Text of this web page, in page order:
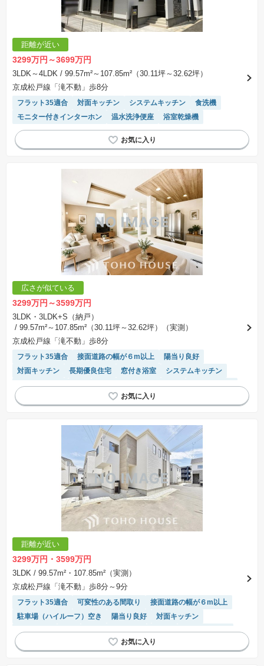
します。なお、この期間は概ね3ヶ月程度とされています。納得のいくプランが出来ず、建築請
負契約が成立しない場合、土地売買契約は白紙に戻り、土地契約にかかった代金（土地代金、
手付金など）は名目のいかんに関わらず、全て返却されます。
※課税対象物件の「価格」や「費用等」は消費税込みの「総額表示」で統一しています。
※「本体価格」とは、課税対象物件においては「消費税を除いた建物価格」と「土地価格」の
合計額を指します。
表示されておりません。
※取引にかかる費用：物件の契約手続き、決済、引き渡し時にかかる費用を表示しています。
不動産会社によって表記有無が異なるため、ご自身で十分な確認をしていただくようにお願い
いたします。
場合があります。
距離が近い
3299万円～3699万円
3LDK～4LDK / 99.57m²～107.85m²（30.11坪～32.62坪）
京成松戸線「滝不動」歩8分
フラット35適合 対面キッチン システムキッチン
食洗機
モニター付きインターホン
温水洗浄便座 浴室乾燥機
広さが似ている
3299万円～3599万円
3LDK・3LDK+S（納戸）
/ 99.57m²～107.85m²（30.11坪～32.62坪）（実測）
京成松戸線「滝不動」歩8分
フラット35適合 接面道路の幅が６m以上
陽当り良好
対面キッチン
長期優良住宅 窓付き浴室
システムキッチン
トイレ2個以上
WIC モニター付きインターホン
閑静な住宅地
温水洗浄便座
距離が近い
3299万円・3599万円
3LDK / 99.57m²・107.85m²（実測）
京成松戸線「滝不動」歩8分～9分
フラット35適合 可変性のある間取り
接面道路の幅が６m以上
駐車場（ハイルーフ）空き
陽当り良好
対面キッチン
窓付き浴室
角地 システムキッチン 食洗機
トイレ2個以上
WIC
キッチン収納が多い
モニター付きインターホン